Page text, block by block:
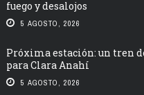
fuego y desalojos
5 AGOSTO, 2026
Próxima estación: un tren
para Clara Anahí
5 AGOSTO, 2026